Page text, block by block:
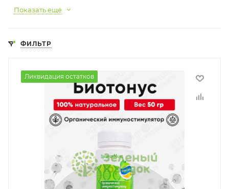
Показать еще
ФИЛЬТР
Ликвидация остатков